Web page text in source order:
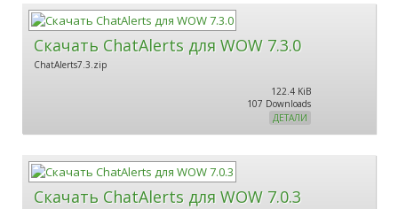
Скачать ChatAlerts для WOW 7.3.0
ChatAlerts7.3.zip
122.4 KiB
107 Downloads
ДЕТАЛИ
Скачать ChatAlerts для WOW 7.0.3